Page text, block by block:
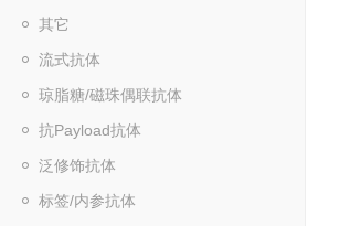
其它
流式抗体
琼脂糖/磁珠偶联抗体
抗Payload抗体
泛修饰抗体
标签/内参抗体